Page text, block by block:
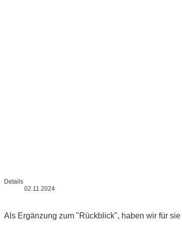
Details
02.11.2024
Als Ergänzung zum "Rückblick", haben wir für